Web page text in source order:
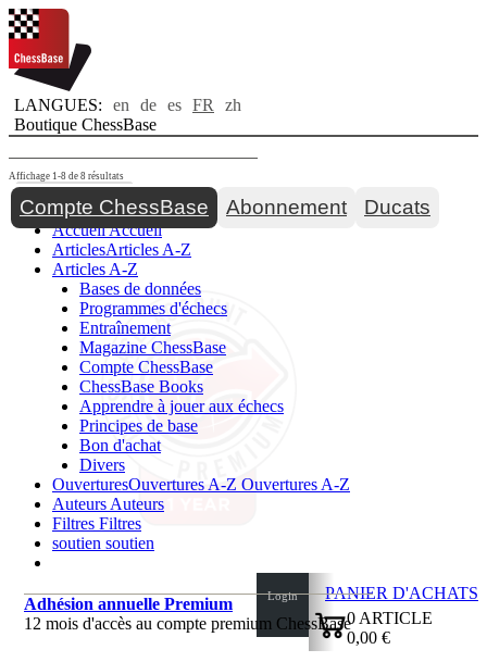
LANGUES: en de es FR
zh
Boutique ChessBase
Toggle navigation
AccueilAccueil
ArticlesArticles A-Z
Articles A-Z
Bases de données
Programmes d'échecs
Entraînement
Magazine ChessBase
Compte ChessBase
ChessBase Books
Apprendre à jouer aux échecs
Principes de base
Bon d'achat
Divers
OuverturesOuvertures A-Z Ouvertures A-Z
Auteurs Auteurs
Filtres Filtres
soutien soutien
Login
PANIER D'ACHATS
0 ARTICLE
0,00 €
Affichage 1-8 de 8 résultats
Compte ChessBase Abonnement Ducats
Adhésion annuelle Premium
12 mois d'accès au compte premium ChessBase